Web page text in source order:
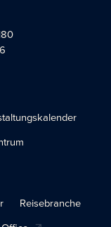
Reisebranche